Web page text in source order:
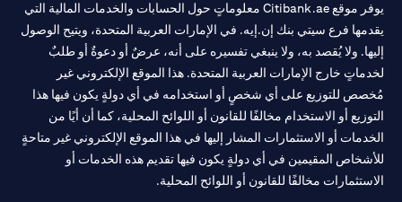
يوفر موقع Citibank.ae معلوماتٍ حول الحسابات والخدمات المالية التي
يقدمها فرع سيتي بنك إن.إيه. في الإمارات العربية المتحدة، ويتيح الوصول
إليها. ولا يُقصد به، ولا ينبغي تفسيره على أنه، عرضٌ أو دعوةٌ أو طلبٌ
لخدماتٍ خارج الإمارات العربية المتحدة. هذا الموقع الإلكتروني غير
مُخصص للتوزيع على أي شخصٍ أو استخدامه في أي دولةٍ يكون فيها هذا
التوزيع أو الاستخدام مخالفًا للقانون أو اللوائح المحلية، كما أن أيًا من
الخدمات أو الاستثمارات المشار إليها في هذا الموقع الإلكتروني غير متاحةٍ
للأشخاص المقيمين في أي دولةٍ يكون فيها تقديم هذه الخدمات أو
الاستثمارات مخالفًا للقانون أو اللوائح المحلية.